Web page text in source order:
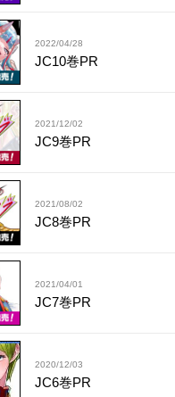
2022/04/28
JC10巻PR
2021/12/02
JC9巻PR
2021/08/02
JC8巻PR
2021/04/01
JC7巻PR
2020/12/03
JC6巻PR